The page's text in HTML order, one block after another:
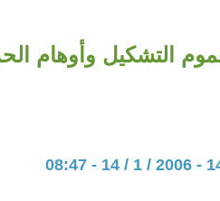
التشكيل وأوهام